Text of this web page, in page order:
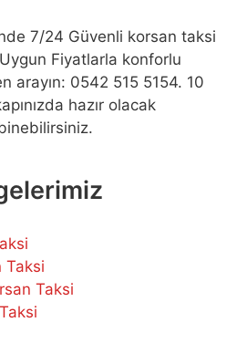
7/24 Güvenli korsan taksi
Fiyatlarla konforlu
arayın: 0542 515 5154. 10
hazır olacak
Taksi
Taksi